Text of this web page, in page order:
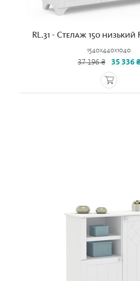
RL.31 - Стелаж 150
1540x440x1040
37 196 ₴ 35 336 ₴